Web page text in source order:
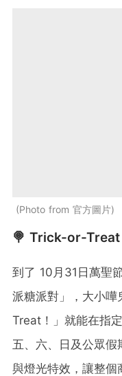
Photo from 官方圖片
🍭 Trick-or-Treat
到了 10月31日萬聖
派糖派對」，大小
Treat！」就能在指
五、六、日及公眾
與燈光特效，讓整個